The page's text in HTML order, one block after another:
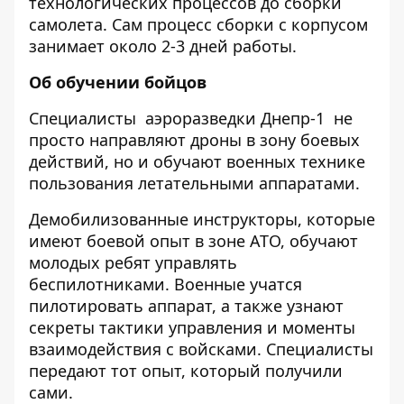
самолета. Сам процесс сборки с корпусом
занимает около 2-3 дней работы.
Об обучении бойцов
Специалисты аэроразведки Днепр-1 не
просто направляют дроны в зону боевых
действий, но и обучают военных технике
пользования летательными аппаратами.
Демобилизованные инструкторы, которые
имеют боевой опыт в зоне АТО, обучают
молодых ребят управлять
беспилотниками. Военные учатся
пилотировать аппарат, а также узнают
секреты тактики управления и моменты
взаимодействия с войсками. Специалисты
передают тот опыт, который получили
сами.